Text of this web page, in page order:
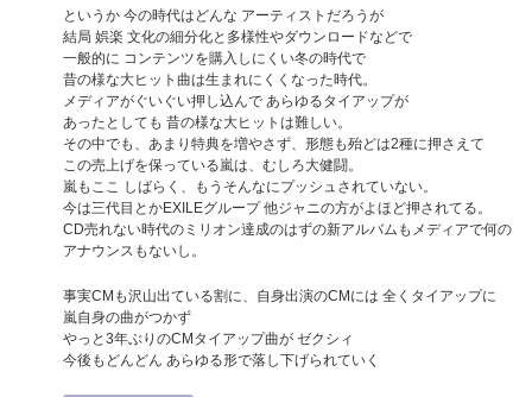
というか 今の時代はどんな アーティストだろうが
結局 娯楽 文化の細分化と多様性やダウンロードなどで
一般的に コンテンツを購入しにくい冬の時代で
昔の様な大ヒット曲は生まれにくくなった時代。
メディアがぐいぐい押し込んで あらゆるタイアップが
あったとしても 昔の様な大ヒットは難しい。
その中でも、あまり特典を増やさず、形態も殆どは2種に押さえて
この売上げを保っている嵐は、むしろ大健闘。
嵐もここ しばらく、もうそんなにプッシュされていない。
今は三代目とかEXILEグループ 他ジャニの方がよほど押されてる。
CD売れない時代のミリオン達成のはずの新アルバムもメディアで何の
アナウンスもないし。
事実CMも沢山出ている割に、自身出演のCMには 全くタイアップに
嵐自身の曲がつかず
やっと3年ぶりのCMタイアップ曲が ゼクシィ
今後もどんどん あらゆる形で落し下げられていく